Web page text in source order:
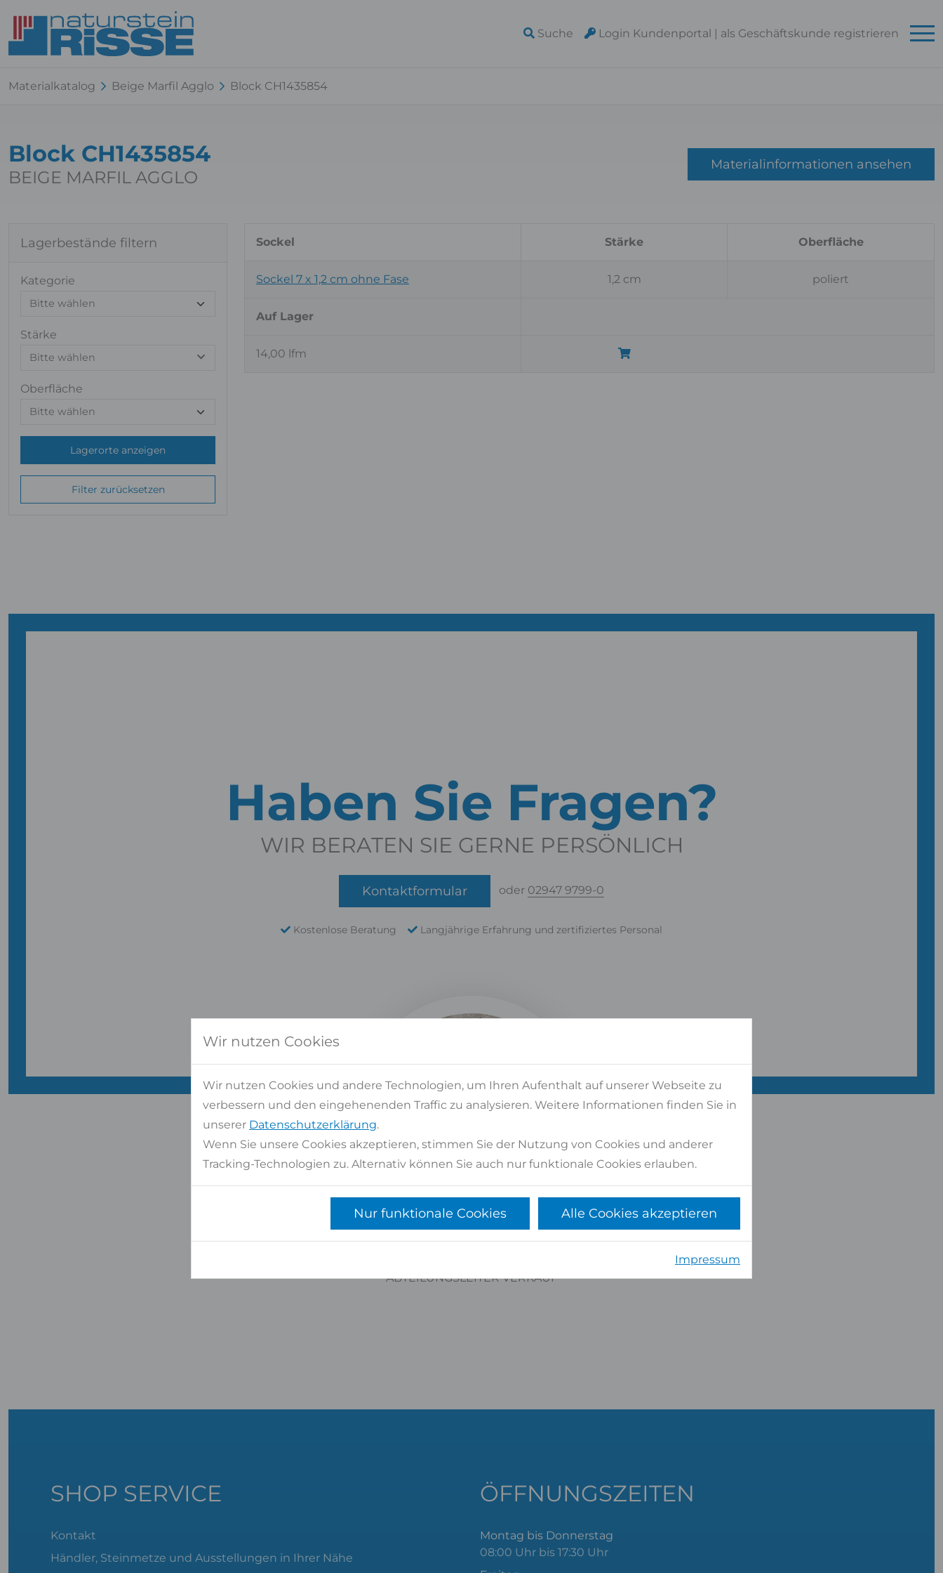
Suche Login Kundenportal | als Geschäftskunde registrieren
Materialkatalog Beige Marfil Agglo Block CH1435854
Block CH1435854
BEIGE MARFIL AGGLO
Materialinformationen ansehen
Lagerbestände filtern
Kategorie
Stärke
Bitte wählen
Oberfläche
Lagerorte anzeigen
Filter zurücksetzen
Sockel Stärke Oberfläche
Sockel 7 x 1,2 cm ohne Fase 1,2 cm poliert
Auf Lager
14,00 lfm
Haben Sie Fragen?
WIR BERATEN SIE GERNE PERSÖNLICH
Kontaktformular oder 02947 9799-0
Kostenlose Beratung Langjährige Erfahrung und zertifiziertes Personal
ABTEILUNGSLEITER VERKAUF
SHOP SERVICE
Kontakt
Händler, Steinmetze und Ausstellungen in Ihrer Nähe
ÖFFNUNGSZEITEN
Montag bis Donnerstag
08:00 Uhr bis 17:30 Uhr
Wir nutzen Cookies
Wir nutzen Cookies und andere Technologien, um Ihren Aufenthalt auf unserer Webseite zu
verbessern und den eingehenenden Traffic zu analysieren. Weitere Informationen finden Sie in
unserer Datenschutzerklärung.
Wenn Sie unsere Cookies akzeptieren, stimmen Sie der Nutzung von Cookies und anderer
Tracking-Technologien zu. Alternativ können Sie auch nur funktionale Cookies erlauben.
Nur funktionale Cookies Alle Cookies akzeptieren
Impressum